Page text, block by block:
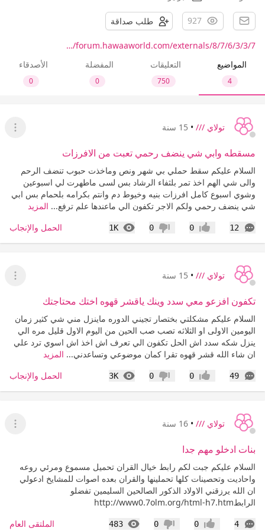
927 طلب صداقة
forum.hawaaworld.com/externals/8/7/6/3/3/7/…
المواضيع
4
التعليقات
750
المفضلة
0
الأصدقاء
0
تولاي /// • 15 سنة
عرض
مسقطه وابي شي ينضف رحمي تعبت من الافرزات
السلام عليكم سقط حملي بي شهر ونص وماخذت حبوب تنضف الرحم
والى شي الهم اخذ تمر بلثفاء الرشاد بس لسى ماطهرت لي اسبوعين
وشوي اسبوع كامل افرزات بنيه وخيوط دم وانتم بكرامه بلحمام بس ابي
شي ينضف رحمي ولكم الاجر تكفون الي ماعندها علم ترفع... المزيد
12
التعليقات إعجاب0 عدم إعجاب
0
1K
المشاهدات الحمل والإنجاب
تولاي /// • 15 سنة
عرض
تكفون افزعو معي سدد وينك ياقشر قهوه اختك محتاجتك
السلام عليكم مشكلتي بختصار تجيني الدوره ماينزل مني شي كثير زمان
اليومين الاولى او الثلاثه تصب صب الحين من اليوم الاول قليل مره الي
ينزل شكه سدد اش الحل تكفون الي تعرف اش اخذ اش اسوي ترد علي
ان شاء الله قشر قهوه تقرا كمان موضوعي وتساعدني... المزيد
49
التعليقات إعجاب0 عدم إعجاب
0
3K
المشاهدات الحمل والإنجاب
تولاي /// • 16 سنة
عرض
بنات ادخلو مهم جدا
السلام عليكم جبت لكم رابط خيال القران تحميل مسموع ومرئي روعه
واحاديت وتحصينات كلها تحملينها والقران بعده اصوات للمشايخ ادعولي
ان الله يرزقني الاولاد الذكور الصالحين السليمين تفضلو
الرابطhttp://www0.7olm.org/html-h7.htm
4
التعليقات إعجاب0 عدم إعجاب
0
483
المشاهدات الملتقى العام